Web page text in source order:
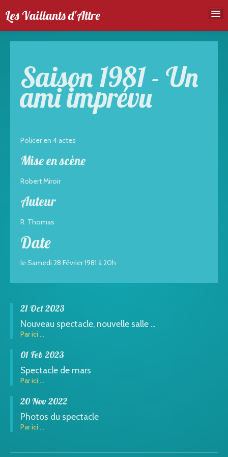
Les Vaillants d'Attre
Spectales
Agenda
Saison 1981 - Un
ami imprévu
Policer en 4 actes
Mise en scène
Robert Miroir
Auteur
R. Thomas
Date
le Samedi 28 Février 1981 à 20h
21 Oct 2023
Nouveau spectacle, nouvelle salle ...
Par ici ...
01 Feb 2023
Spectacle de mars
Par ici ...
20 Nov 2022
Photos du spectacle
Par ici ...